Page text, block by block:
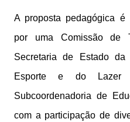
A proposta pedagógica é
por uma Comissão de
Secretaria de Estado
Esporte e do Lazer
Subcoordenadoria de
com a participação de